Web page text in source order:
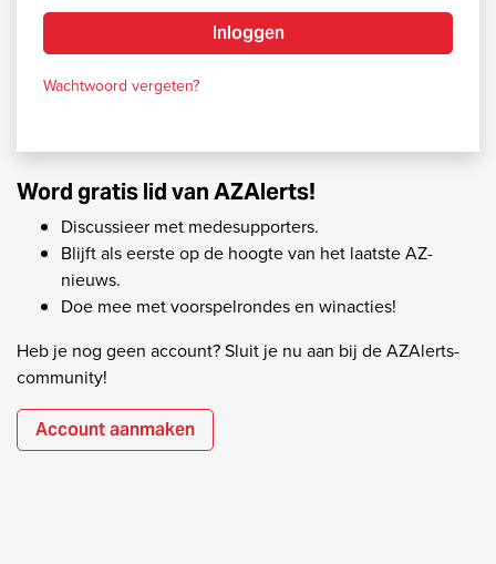
Inloggen
Wachtwoord vergeten?
Word gratis lid van AZAlerts!
Discussieer met medesupporters.
Blijft als eerste op de hoogte van het laatste AZ-
nieuws.
Doe mee met voorspelrondes en winacties!
Heb je nog geen account? Sluit je nu aan bij de AZAlerts-
community!
Account aanmaken